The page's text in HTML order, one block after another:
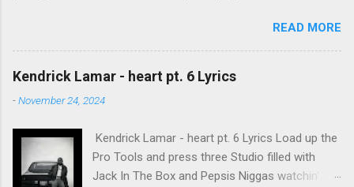
brain Still remains Within the sound of silence. In restless
dreams i walked alone Narrow streets of cobblestone, 'neath
the halo of a street lamp, I turned my collar to the cold and
damp When my eyes were stabbed by the flash of a neon light
That split the night And touched the sound of silence. And in
People talking without speaking, People hearing without
listening, People writing songs that voices never share And no
one dare Disturb the sound of silence. 'fools' said i, 'you do not
READ MORE
Kendrick Lamar - heart pt. 6 Lyrics
-November 24, 2024
Kendrick Lamar - heart pt. 6 Lyrics Load up the
Pro Tools and press three Studio filled with
Jack In The Box and Pepsis Niggas watchin'